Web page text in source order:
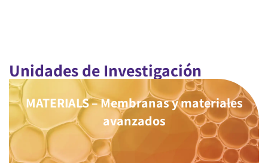
Unidades de Investigación
MATERIALS – Membranas y materiales
avanzados